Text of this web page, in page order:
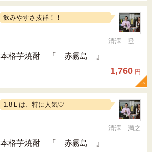
飲みやすさ抜群！！
清澤 登希子
本格芋焼酎 『 赤霧島 』
1,760 円
1.8Ｌは、特に人気♡
清澤 満之
本格芋焼酎 『 赤霧島 』